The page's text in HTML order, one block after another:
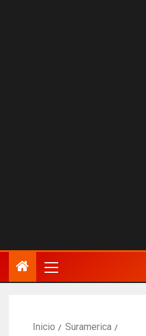
Inicio
Suramerica